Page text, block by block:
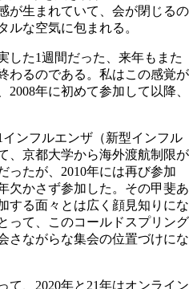
が生まれていて、会が閉じるの
ルな空気に包まれる。
した1週間だった、来年もまた
わるのである。私はこの感覚が
年に初めて参加して以降、
ンフルエンザ（新型インフル
、京都大学から海外渡航制限が
ったが、2010年には再び参加
欠かさず参加した。その甲斐あ
する面々とは広く顔見知りにな
って、このコールドスプリング
さながらな集会の位置づけにな
て、2020年と21年はオンライン